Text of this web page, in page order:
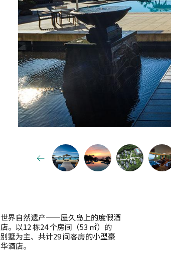
世界自然遗产——屋久岛上的度假酒
店。以12 栋24 个房间（53 ㎡）的
别墅为主、共计29 间客房的小型豪
华酒店。